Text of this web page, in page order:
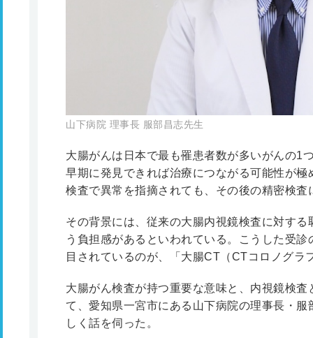
山下病院 理事長 服部昌志先生
大腸がんは日本で最も罹患者数が多いがんの1
早期に発見できれば治療につながる可能性が
検査で異常を指摘されても、その後の精密検
その背景には、従来の大腸内視鏡検査に対す
う負担感があるといわれている。こうした受
目されているのが、「大腸CT（CTコロノグラ
大腸がん検査が持つ重要な意味と、内視鏡検
て、愛知県一宮市にある山下病院の理事長・
しく話を伺った。